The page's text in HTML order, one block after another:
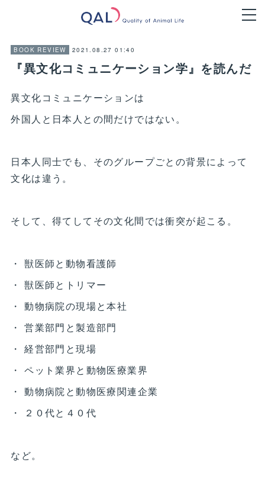
BOOK REVIEW 2021.08.27 01:40
『異文化コミュニケーション学』を読んだ
異文化コミュニケーションは
外国人と日本人との間だけではない。
日本人同士でも、そのグループごとの背景によって
文化は違う。
そして、得てしてその文化間では衝突が起こる。
・ 獣医師と動物看護師
・ 獣医師とトリマー
・ 動物病院の現場と本社
・ 営業部門と製造部門
・ 経営部門と現場
・ ペット業界と動物医療業界
・ 動物病院と動物医療関連企業
・ ２０代と４０代
など。